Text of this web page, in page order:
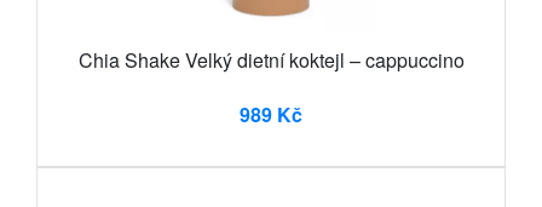
Chia Shake Velký dietní koktejl – cappuccino
989 Kč